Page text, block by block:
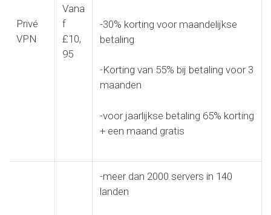
Privé
VPN
Vana
f
£10,
95
-30% korting voor maandelijkse
betaling
-Korting van 55% bij betaling voor 3
maanden
-voor jaarlijkse betaling 65% korting
+ een maand gratis
-meer dan 2000 servers in 140
landen